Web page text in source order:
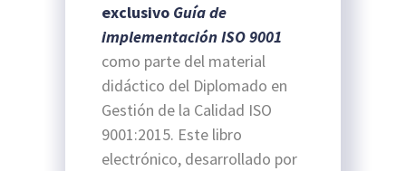
exclusivo Guía de
implementación ISO 9001
como parte del material
didáctico del Diplomado en
Gestión de la Calidad ISO
9001:2015. Este libro
electrónico, desarrollado por